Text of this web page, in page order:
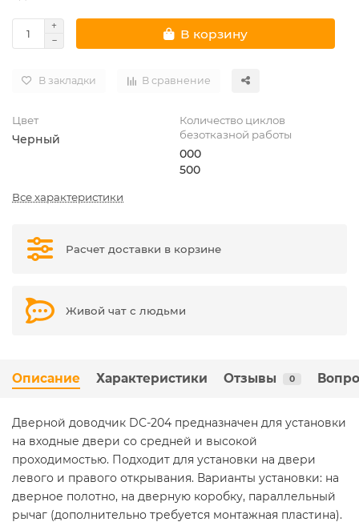
В корзину
В закладки В сравнение
Цвет
Черный
Количество циклов
безотказной работы
000
500
Все характеристики
Расчет доставки в корзине
Живой чат с людьми
Описание Характеристики Отзывы 0
Дверной доводчик DC-204 предназначен для установки
на входные двери со средней и высокой
проходимостью. Подходит для установки на двери
левого и правого открывания. Варианты установки: на
дверное полотно, на дверную коробку, параллельный
рычаг (дополнительно требуется монтажная пластина).